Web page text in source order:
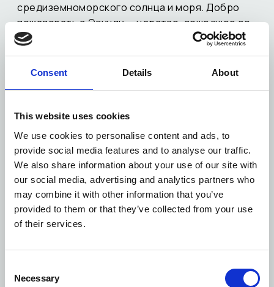
Consent Details About
This website uses cookies
We use cookies to personalise content and ads, to
provide social media features and to analyse our traffic.
We also share information about your use of our site with
our social media, advertising and analytics partners who
may combine it with other information that you’ve
provided to them or that they’ve collected from your use
of their services.
Selection
Necessary
средиземноморского солнца и моря. Добро
пожаловать в Элунду — царство, сошедшее со
страниц греческих мифов. Покоритесь её
вечной притягательной красоте.